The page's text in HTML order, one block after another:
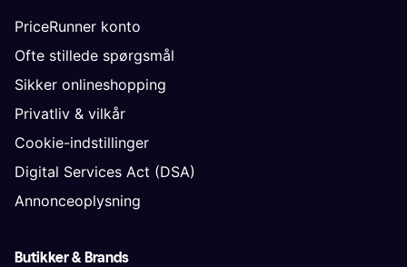
PriceRunner konto
Ofte stillede spørgsmål
Sikker onlineshopping
Privatliv & vilkår
Cookie-indstillinger
Digital Services Act (DSA)
Annonceoplysning
Butikker & Brands